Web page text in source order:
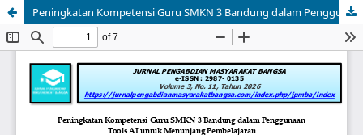
Peningkatan Kompetensi Guru SMKN 3 Bandung dalam Penggunaan Tools AI untuk Menunjang Pembelajaran